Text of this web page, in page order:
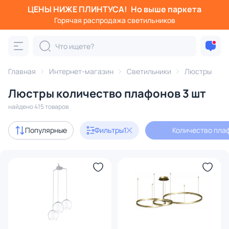
ЦЕНЫ НИЖЕ ПЛИНТУСА! Но выше паркета
Горячая распродажа светильников
Главная Интернет-магазин Светильники Люстры
Люстры количество плафонов 3 шт
найдено 415 товаров
Популярные Фильтры1 Количество
Фильтры
Категория:
подвесные потолочные светодиодные на штанге
Акции 28
Дизайнерский свет 59
279